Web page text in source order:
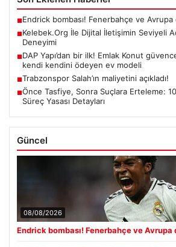
■Endrick bombası! Fenerbahçe ve
■Kelebek.Org İle Dijital İletişimin Seviyeli
Deneyimi
■DAP Yapı’dan bir ilk! Emlak Konut
kendi kendini ödeyen ev modeli
■Trabzonspor Salah’ın maliyetini açıkladı!
■Önce Tasfiye, Sonra Suçlara Erteleme:
Süreç Yasası Detayları
Güncel
08/08/2026
Endrick bombası! Fenerbahçe ve